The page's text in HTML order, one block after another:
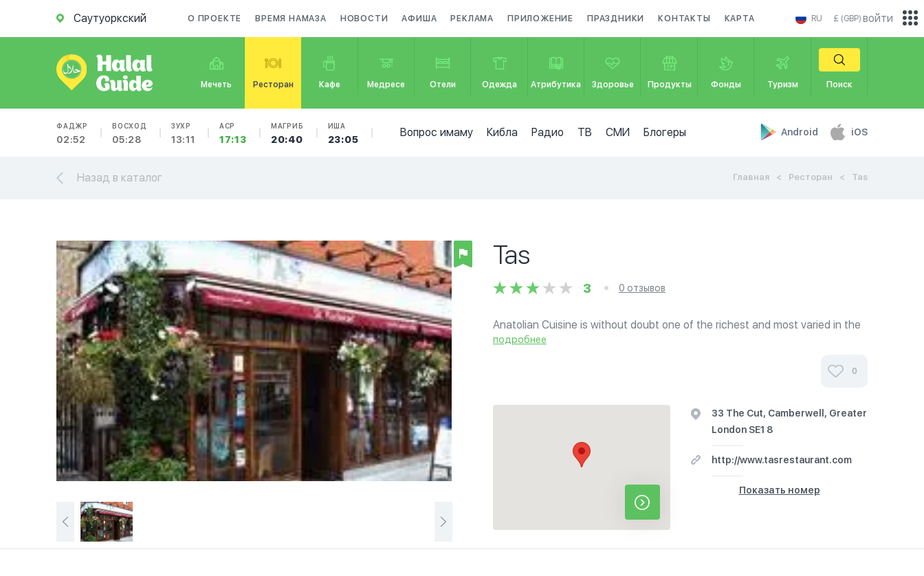
Саутуоркский О ПРОЕКТЕ ВРЕМЯ НАМАЗА НОВОСТИ АФИША РЕКЛАМА ПРИЛОЖЕНИЕ ПРАЗДНИКИ КОНТАКТЫ КАРТА RU £ (GBP)
Мечеть Ресторан Кафе Медресе Отели Одежда Атрибутика Здоровье Продукты Фонды Туризм Поиск
ФАДЖР
02:52
ВОСХОД
05:28
ЗУХР
13:11
АСР
17:13
МАГРИБ
20:40
ИША
23:05
Вопрос имаму Кибла Радио ТВ СМИ Блогеры Android iOS
войти
Назад в каталог Главная Ресторан Tas
Tas
3 0 отзывов
Anatolian Cuisine is without doubt one of the richest and most varied in the
World. Even today the evening meal is often the evening's entertainment.
подробнее
0
33 The Cut, Camberwell, Greater
London SE1 8
http://www.tasrestaurant.com
Показать номер